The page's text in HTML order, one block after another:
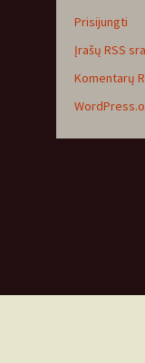
Prisijungti
Įrašų RSS
Komentarų